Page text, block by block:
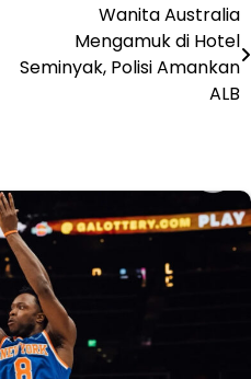
Wanita Australia
Mengamuk di Hotel
Seminyak, Polisi Amankan
ALB